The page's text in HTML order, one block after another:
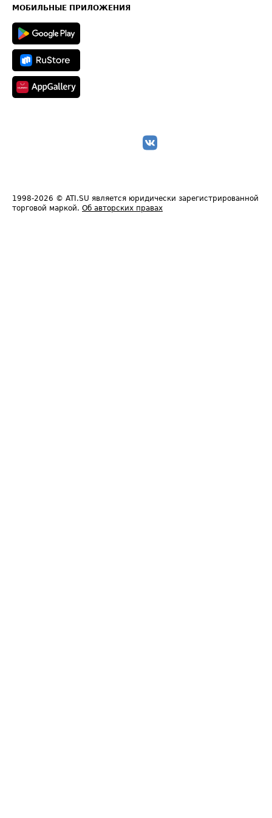
Техническая информация
МОБИЛЬНЫЕ ПРИЛОЖЕНИЯ
1998-2026 © ATI.SU является юридически зарегистрированной
торговой маркой. Об авторских правах